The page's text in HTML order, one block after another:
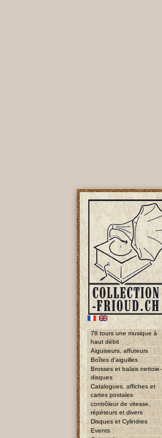
78 tours une musique à
haut débit
Aiguiseurs, affuteurs
Boîtes d'aiguilles
Brosses et balais nettoie-
disques
Catalogues, affiches et
cartes postales
contrôleur de vitesse,
répéteurs et divers
Disques et Cylindres
Events